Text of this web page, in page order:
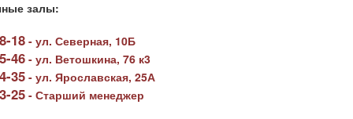
залы:
18- ул. Северная, 10Б
46- ул. Ветошкина, 76 к3
35- ул. Ярославская, 25А
25- Старший менеджер